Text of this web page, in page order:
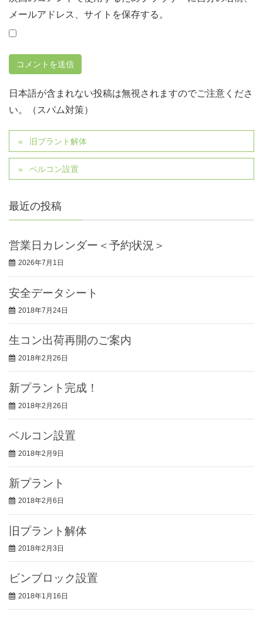
メールアドレス、サイトを保存する。
日本語が含まれない投稿は無視されますのでご注意くださ
い。（スパム対策）
旧プラント解体
ベルコン設置
最近の投稿
営業日カレンダー＜予約状況＞
2026年7月1日
安全データシート
2018年7月24日
生コン出荷再開のご案内
2018年2月26日
新プラント完成！
2018年2月26日
ベルコン設置
2018年2月9日
新プラント
2018年2月6日
旧プラント解体
2018年2月3日
ビンブロック設置
2018年1月16日